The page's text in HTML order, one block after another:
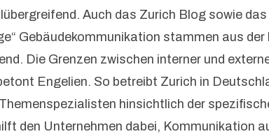
Auch das Zurich Blog sowie
Gebäudekommunikation stammen aus
Die Grenzen zwischen interner und
Engelien. So betreibt Zurich in
hinsichtlich der
den Unternehmen dabei, Kommunikation